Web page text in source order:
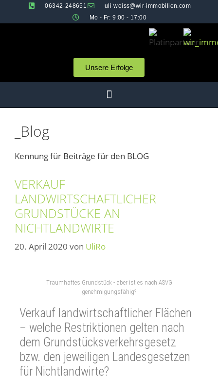
06342-248651
uli-weiss@wir-immobilien.com
Mo - Fr: 9:00 - 17:00
Unsere Erfolge
_Blog
Kennung für Beiträge für den BLOG
VERKAUF
LANDWIRTSCHAFTLICHER
GRUNDSTÜCKE AN
NICHTLANDWIRTE
20. April 2020 von UliRo
Traumhaftes Grundstück - aber ist es nach ASVG
genehmigungsfähig?
Verkauf landwirtschaftlicher Flächen
– welche Restriktionen gelten nach
dem Grundstücksverkehrsgesetz
bzw. den jeweiligen Landesgesetzen
für Nichtlandwirte?